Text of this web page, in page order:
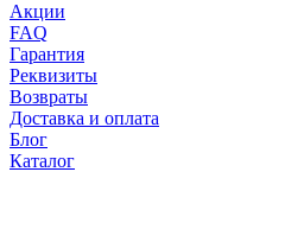
Акции
FAQ
Гарантия
Реквизиты
Возвраты
Доставка и оплата
Блог
Каталог